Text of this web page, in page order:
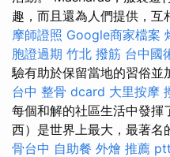
趣，而且還為人們提供，互
摩師證照 Google商家檔案
胞證過期 竹北 撥筋 台中國
驗有助於保留當地的習俗並
台中 整骨 dcard 大里按摩
每個和解的社區生活中發揮
西）是世界上最大，最著
骨台中 自助餐 外燴 推薦 ptt